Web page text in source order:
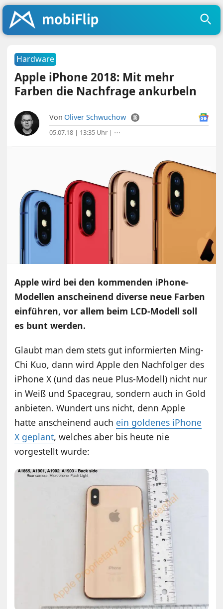
Hardware
Apple iPhone 2018: Mit mehr
Farben die Nachfrage ankurbeln
Von Oliver Schwuchow
05.07.18 | 13:35 Uhr | ⋯
Apple wird bei den kommenden iPhone-
Modellen anscheinend diverse neue Farben
einführen, vor allem beim LCD-Modell soll
es bunt werden.
Glaubt man dem stets gut informierten Ming-
Chi Kuo, dann wird Apple den Nachfolger des
iPhone X (und das neue Plus-Modell) nicht nur
in Weiß und Spacegrau, sondern auch in Gold
anbieten. Wundert uns nicht, denn Apple
hatte anscheinend auch ein goldenes iPhone
X geplant, welches aber bis heute nie
vorgestellt wurde: